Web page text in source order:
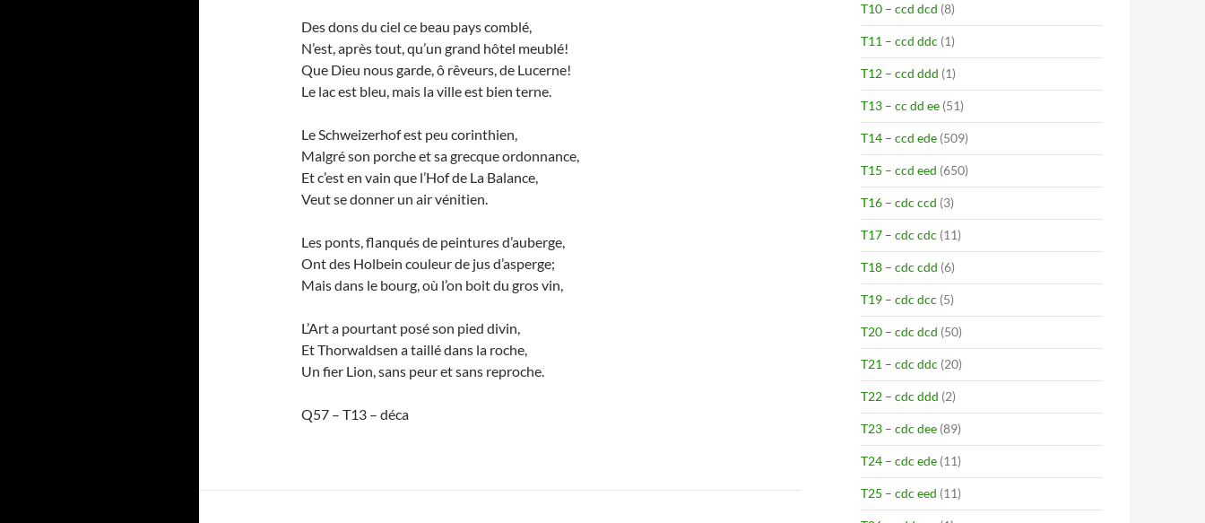
Des dons du ciel ce beau pays comblé,
N’est, après tout, qu’un grand hôtel meublé!
Que Dieu nous garde, ô rêveurs, de Lucerne!
Le lac est bleu, mais la ville est bien terne.
Le Schweizerhof est peu corinthien,
Malgré son porche et sa grecque ordonnance,
Et c’est en vain que l’Hof de La Balance,
Veut se donner un air vénitien.
Les ponts, flanqués de peintures d’auberge,
Ont des Holbein couleur de jus d’asperge;
Mais dans le bourg, où l’on boit du gros vin,
L’Art a pourtant posé son pied divin,
Et Thorwaldsen a taillé dans la roche,
Un fier Lion, sans peur et sans reproche.
Q57 – T13 – déca
T10 – ccd dcd (8)
T11 – ccd ddc (1)
T12 – ccd ddd (1)
T13 – cc dd ee (51)
T14 – ccd ede (509)
T15 – ccd eed (650)
T16 – cdc ccd (3)
T17 – cdc cdc (11)
T18 – cdc cdd (6)
T19 – cdc dcc (5)
T20 – cdc dcd (50)
T21 – cdc ddc (20)
T22 – cdc ddd (2)
T23 – cdc dee (89)
T24 – cdc ede (11)
T25 – cdc eed (11)